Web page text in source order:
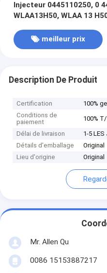
Injecteur 0445110250, 0
WLAA13H50, WLAA 13
meilleur prix
Description De Produit
Certification
100%
Conditions de
paiement
100%
Délai de livraison
1-5 LES
Détails d'emballage
Original
Lieu d'origine
Original
Mr. Allen Qu
0086 15153887217